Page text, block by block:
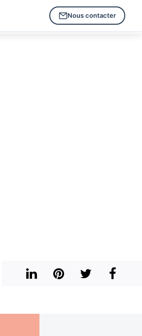
Nous contacter